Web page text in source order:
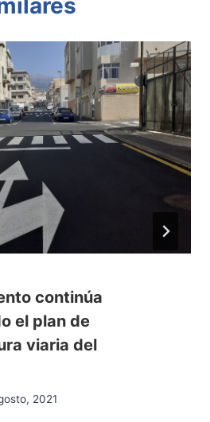
continúa
el plan de
viaria del
2021